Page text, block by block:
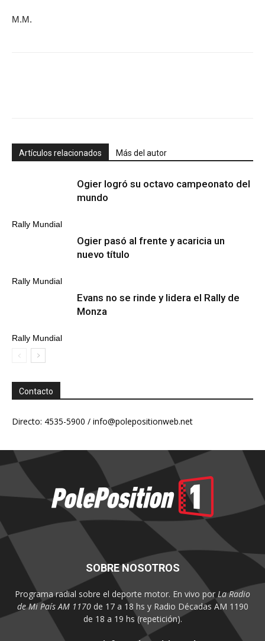
M.M.
Artículos relacionados Más del autor
Rally Mundial
Ogier logró su octavo campeonato del
mundo
Rally Mundial
Ogier pasó al frente y acaricia un
nuevo título
Rally Mundial
Evans no se rinde y lidera el Rally de
Monza
Contacto
Directo: 4535-5900 / info@polepositionweb.net
SOBRE NOSOTROS
Programa radial sobre el deporte motor. En vivo por La Radio
de Mi País AM 1170de 17 a 18 hs y Radio Décadas AM 1190
de 18 a 19 hs (repetición).